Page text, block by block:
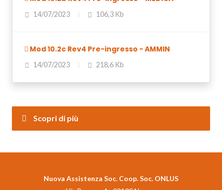
14/07/2023 106,3 Kb
Mod 10.2c Rev4 Pre-ingresso - AMMIN
14/07/2023 218,6 Kb
Scopri di più
Nuova Assistenza Soc. Coop. Soc. ONLUS